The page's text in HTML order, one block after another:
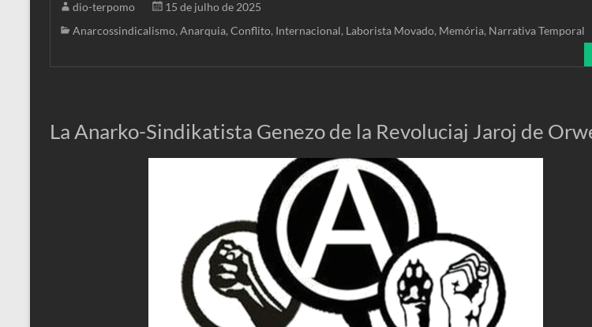
dio-terpomo
15 de julho de 2025
Anarcossindicalismo, Anarquia, Conflito, Internacional, Laborista Movado, Memória, Narrativa Temporal
La Anarko-Sindikatista Genezo de la Revoluciaj Jaroj de